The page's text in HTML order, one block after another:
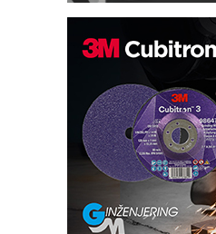
Potpuna
sistema
Trajna oznaka kao
Bezbednost na
IB BLUMENAUER
poverenja u
RMQ-TITAN
– Pametna